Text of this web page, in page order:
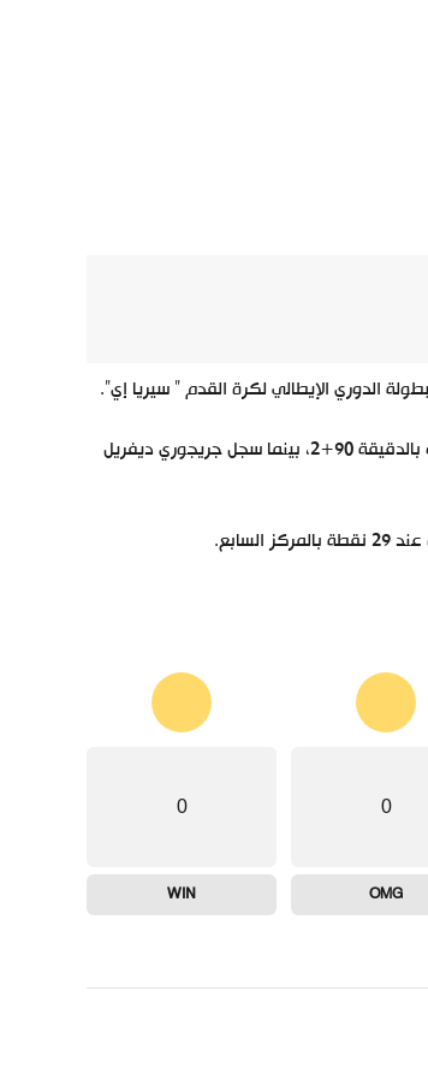
الدوري الإيطالي لكرة القدم ” سيريا إي”.
أحرز ثلاثية يوفنتوس كل من دانيلو بالدقيقة 50، آرون رامسي بالدقيقة 82 وكريستيانو رونالدو بالدقيقة 90+2، بينما سجل جريجوري ديفريل
0
OMG
0
WIN